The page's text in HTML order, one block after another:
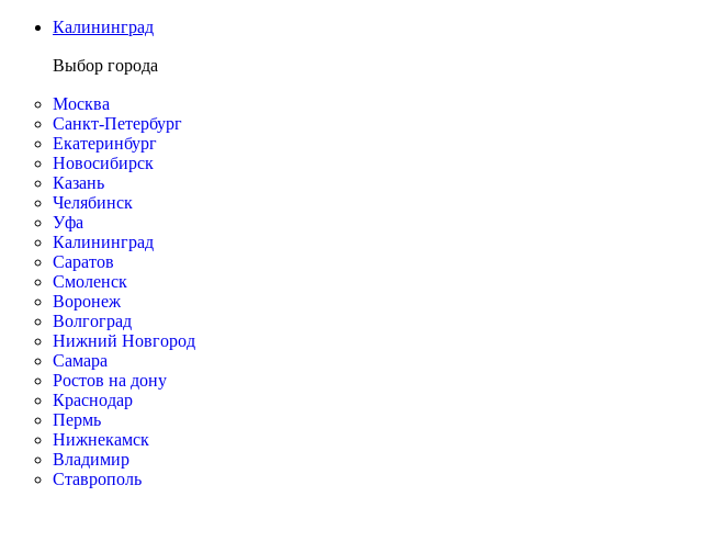
Калининград
Выбор города
Москва
Санкт-Петербург
Екатеринбург
Новосибирск
Казань
Челябинск
Уфа
Калининград
Саратов
Смоленск
Воронеж
Волгоград
Нижний Новгород
Самара
Ростов на дону
Краснодар
Пермь
Нижнекамск
Владимир
Ставрополь